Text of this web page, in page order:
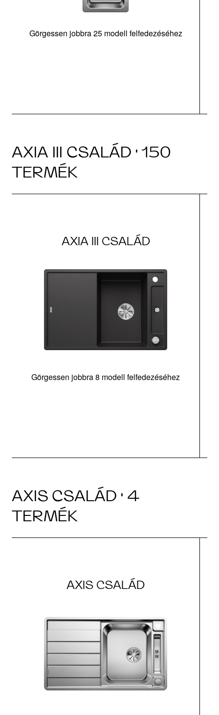
Görgessen jobbra 25 modell felfedezéséhez
AXIA III CSALÁD · 150
TERMÉK
AXIA III CSALÁD
Görgessen jobbra 8 modell felfedezéséhez
AXIS CSALÁD · 4
TERMÉK
AXIS CSALÁD